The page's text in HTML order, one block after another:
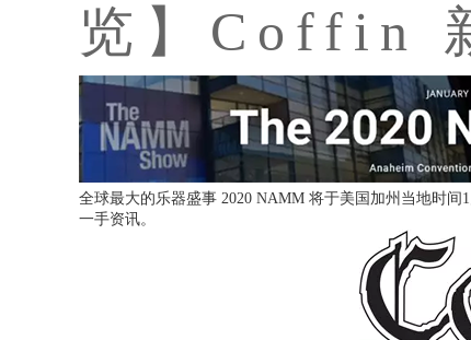
览】Coffin
全球最大的乐器盛事 2020 NAMM 将于美国加州当地时
一手资讯。